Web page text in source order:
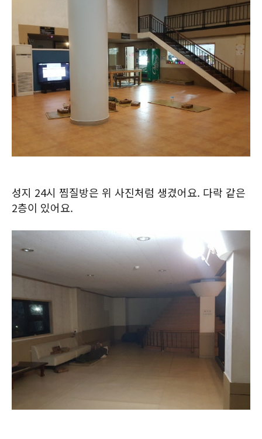
성지 24시 찜질방은 위 사진처럼 생겼어요. 다락 같은
2층이 있어요.